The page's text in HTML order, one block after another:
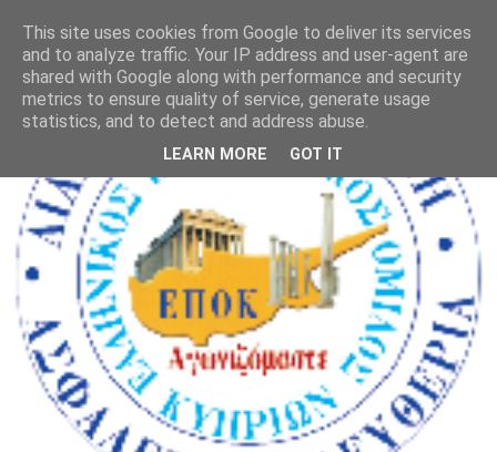
This site uses cookies from Google to deliver its services
and to analyze traffic. Your IP address and user-agent are
shared with Google along with performance and security
metrics to ensure quality of service, generate usage
statistics, and to detect and address abuse.
LEARN MORE GOT IT